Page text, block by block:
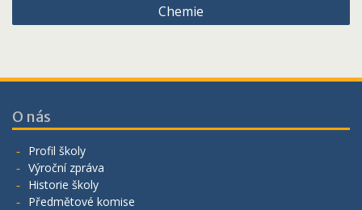
Chemie
O nás
Profil školy
Výroční zpráva
Historie školy
Předmětové komise